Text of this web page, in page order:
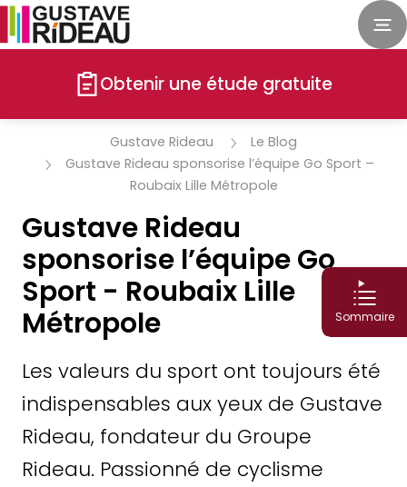
Obtenir une étude gratuite
Gustave Rideau
Le Blog
Gustave Rideau sponsorise l’équipe Go Sport –
Roubaix Lille Métropole
Gustave Rideau
sponsorise l’équipe Go
Sport - Roubaix Lille
Métropole
Les valeurs du sport ont toujours été
indispensables aux yeux de Gustave
Rideau, fondateur du Groupe
Rideau. Passionné de cyclisme
Sommaire